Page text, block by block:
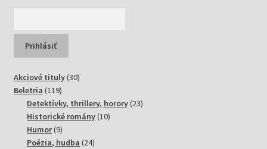
Akciové tituly 3030
Beletria 119119
produktov
Detektívky, thrillery, horory 2323
Historické romány 1010
Humor 99
produktov
Poézia, hudba 2424